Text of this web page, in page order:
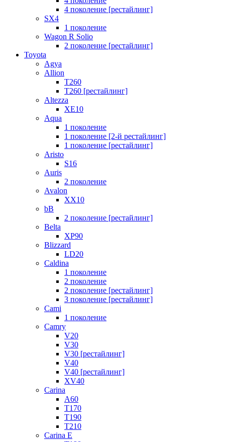
4 поколение [рестайлинг]
SX4
1 поколение
Wagon R Solio
2 поколение [рестайлинг]
Toyota
Agya
Allion
T260
T260 [рестайлинг]
Altezza
XE10
Aqua
1 поколение
1 поколение [2-й рестайлинг]
1 поколение [рестайлинг]
Aristo
S16
Auris
2 поколение
Avalon
XX10
bB
2 поколение [рестайлинг]
Belta
XP90
Blizzard
LD20
Caldina
1 поколение
2 поколение
2 поколение [рестайлинг]
3 поколение [рестайлинг]
Cami
1 поколение
Camry
V20
V30
V30 [рестайлинг]
V40
V40 [рестайлинг]
XV40
Carina
A60
T170
T190
T210
Carina E